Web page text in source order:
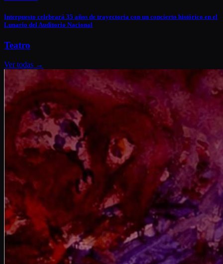
Interpuesto celebrará 35 años de trayectoria con un concierto histórico en el
Lunario del Auditorio Nacional
Teatro
Ver todas →